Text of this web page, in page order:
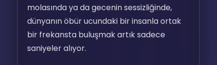
molasında ya da gecenin sessizliğinde,
dünyanın öbür ucundaki bir insanla ortak
bir frekansta buluşmak artık sadece
saniyeler alıyor.